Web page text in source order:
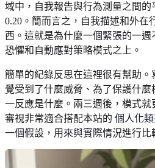
域中，自我報告與行為測量之間的
0.20。簡而言之，自我描述和外在
西。這就是為什麼一個緊張的一週
恐懼和自動應對策略模式之上。
簡單的紀錄反思在這裡很有幫助
覺受到了什麼威脅、為了保護什
一反應是什麼。兩三週後，模式
審視非常適合搭配本站的 個人化
一個假設，用來與實際情況進行比